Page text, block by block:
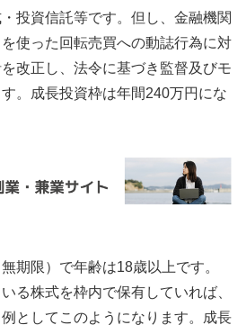
投資信託等です。但し、金融機関
使った回転売買への動誌行為に対
改正し、法令に基づき監督及びモ
。成長投資枠は年間240万円にな
期限）で年齢は18歳以上です。
る株式を枠内で保有していれば、
としてこのようになります。成長